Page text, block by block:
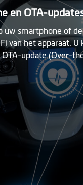
en OTA-
uw smartphone of
van het apparaat.
update (Over-